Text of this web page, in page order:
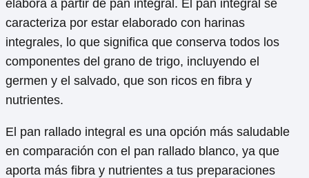
elabora a partir de pan integral. El pan integral se
caracteriza por estar elaborado con harinas
integrales, lo que significa que conserva todos los
componentes del grano de trigo, incluyendo el
germen y el salvado, que son ricos en fibra y
nutrientes.
El pan rallado integral es una opción más saludable
en comparación con el pan rallado blanco, ya que
aporta más fibra y nutrientes a tus preparaciones